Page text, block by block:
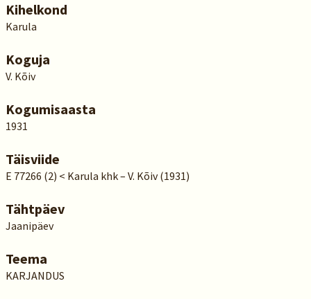
Kihelkond
Karula
Koguja
V. Kõiv
Kogumisaasta
1931
Täisviide
E 77266 (2) < Karula khk – V. Kõiv (1931)
Tähtpäev
Jaanipäev
Teema
KARJANDUS